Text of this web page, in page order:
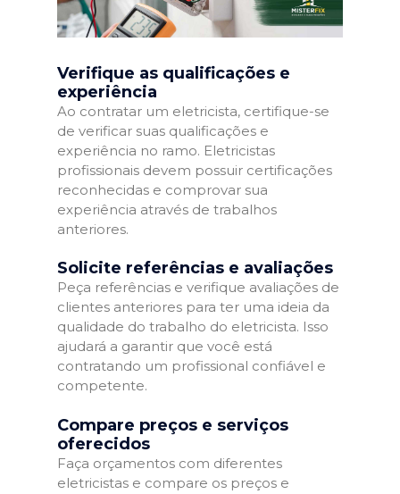
Verifique as qualificações e
experiência
Ao contratar um eletricista, certifique-se
de verificar suas qualificações e
experiência no ramo. Eletricistas
profissionais devem possuir certificações
reconhecidas e comprovar sua
experiência através de trabalhos
anteriores.
Solicite referências e avaliações
Peça referências e verifique avaliações de
clientes anteriores para ter uma ideia da
qualidade do trabalho do eletricista. Isso
ajudará a garantir que você está
contratando um profissional confiável e
competente.
Compare preços e serviços
oferecidos
Faça orçamentos com diferentes
eletricistas e compare os preços e